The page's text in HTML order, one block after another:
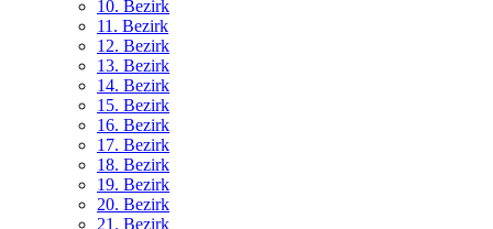
10. Bezirk
11. Bezirk
12. Bezirk
13. Bezirk
14. Bezirk
15. Bezirk
16. Bezirk
17. Bezirk
18. Bezirk
19. Bezirk
20. Bezirk
21. Bezirk